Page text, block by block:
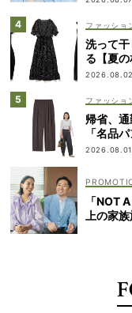
ファッショ
洗って
る【夏
2026.08.02
ファッショ
帰省、
「名品
2026.08.01
「NOT
上の家